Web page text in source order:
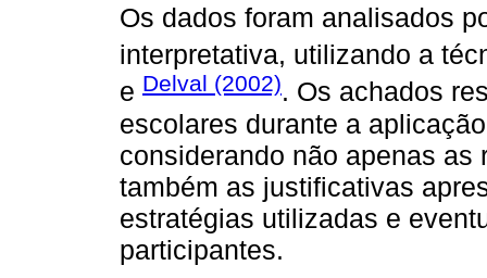
Os dados foram analisados
interpretativa, utilizando a
e Delval (2002). Os achados
escolares durante a
considerando não apenas
também as justificativas
estratégias utilizadas e
participantes.